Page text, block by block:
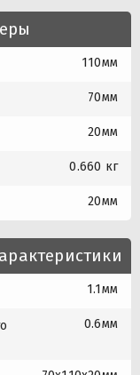
110мм
70мм
20мм
0.660 кг
20мм
1.1мм
0.6мм